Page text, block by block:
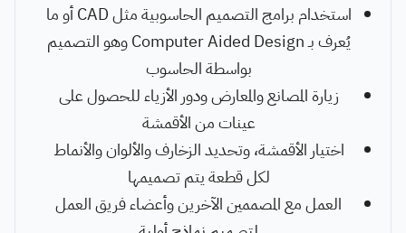
استخدام برامج التصميم الحاسوبية مثل CAD أو ما
يُعرف بـ Computer Aided Design وهو التصميم
بواسطة الحاسوب
زيارة المصانع والمعارض ودور الأزياء للحصول على
عينات من الأقمشة
اختيار الأقمشة، وتحديد الزخارف والألوان والأنماط
لكل قطعة يتم تصميمها
العمل مع المصممين الآخرين وأعضاء فريق العمل